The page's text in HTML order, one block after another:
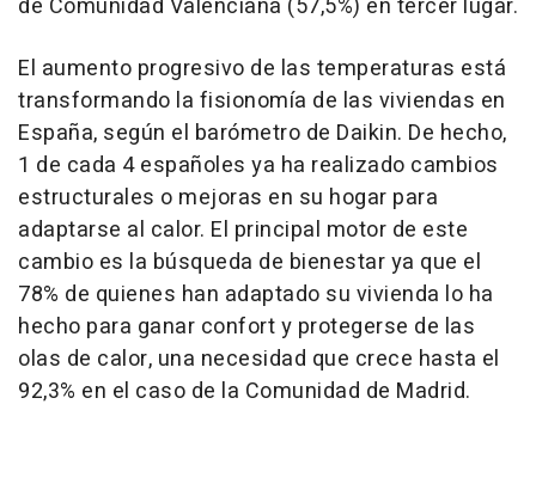
de Comunidad Valenciana (57,5%) en tercer lugar.
El aumento progresivo de las temperaturas está
transformando la fisionomía de las viviendas en
España, según el barómetro de Daikin. De hecho,
1 de cada 4 españoles ya ha realizado cambios
estructurales o mejoras en su hogar para
adaptarse al calor. El principal motor de este
cambio es la búsqueda de bienestar ya que el
78% de quienes han adaptado su vivienda lo ha
hecho para ganar confort y protegerse de las
olas de calor, una necesidad que crece hasta el
92,3% en el caso de la Comunidad de Madrid.